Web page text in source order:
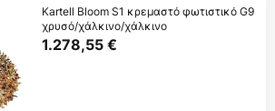
Kartell Bloom S1 κρεμαστό φωτιστικό G9
χρυσό/χάλκινο/χάλκινο
1.278,55 €